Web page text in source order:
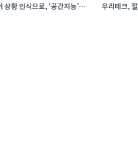
상황 인식으로, ‘공간지능’
우리테크,